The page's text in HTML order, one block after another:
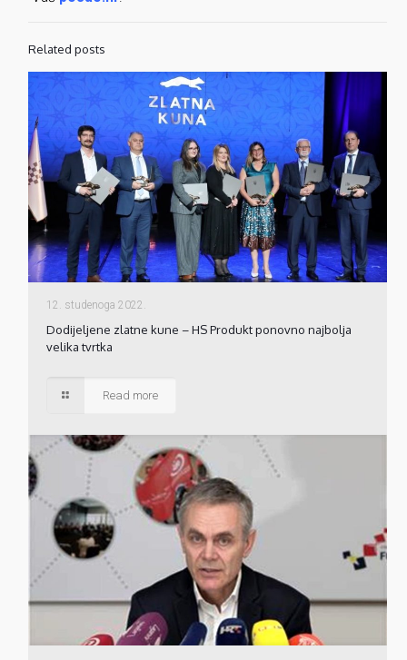
Related posts
12. studenoga 2022.
Dodijeljene zlatne kune – HS Produkt ponovno najbolja
velika tvrtka
Read more